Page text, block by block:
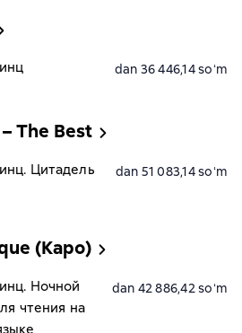
dan 36 446,14 soʻm
The Best
Цитадель
dan 51 083,14 soʻm
(Каро)
Ночной
чтения на
dan 42 886,42 soʻm